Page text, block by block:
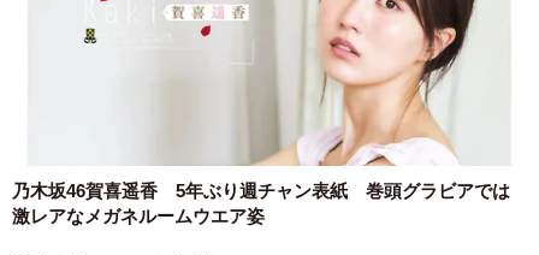
乃木坂46賀喜遥香 5年ぶり週チャン表紙 巻頭グラビアでは
激レアなメガネルームウエア姿